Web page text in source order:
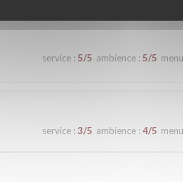
service : 5/5 ambience : 5/5 menu
service : 3/5 ambience : 4/5 menu